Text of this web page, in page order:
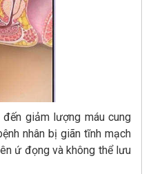
giảm lượng máu cung
nhân bị giãn tĩnh mạch
ứ đọng và không thể lưu